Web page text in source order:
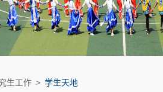
生工作 > 学生天地